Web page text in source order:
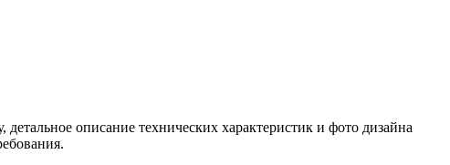
описание технических характеристик и фото дизайна